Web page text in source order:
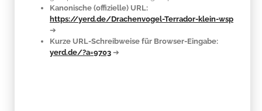
Kanonische (offizielle) URL:
https://yerd.de/Drachenvogel-Terrador-klein-wsp
➔
Kurze URL-Schreibweise für Browser-Eingabe:
yerd.de/?a=9703 ➔